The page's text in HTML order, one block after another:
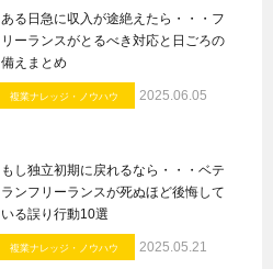
ある日急に収入が途絶えたら・・・フ
リーランスがとるべき対応と日ごろの
備えまとめ
複業ナレッジ・ノウハウ 2025.06.05
もし独立初期に戻れるなら・・・ベテ
ランフリーランスが死ぬほど後悔して
いる誤り行動10選
複業ナレッジ・ノウハウ 2025.05.21